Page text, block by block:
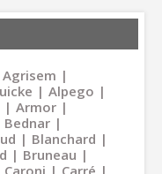
Agrisem
Alpego
Armor
Bednar
Blanchard
Bruneau
Caroni
Carré